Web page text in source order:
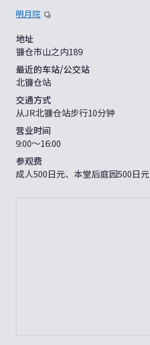
明月院
地址
镰仓市山之内189
最近的车站/公交站
北镰仓站
交通方式
从JR北镰仓站步行10分钟
营业时间
9:00〜16:00
参观费
成人500日元、本堂后庭园500日元